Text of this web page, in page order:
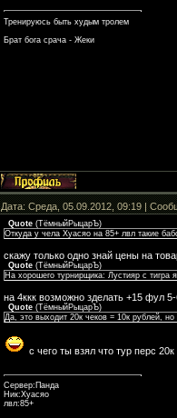
Тренируюсь быть худым тролем
Брат бога срача - Жеки
Дата: Среда, 05.09.2012, 09:19 |
Quote (ТёмныйРыцарЪ)
Откуда у чела Хуасяо на 85+ лвл такие
скажу только одно знай цены на
Quote (ТёмныйРыцарЪ)
На хорошего турнирщика: Лустияр с
на 4ккк возможно зделать +15 фул
Quote (ТёмныйРыцарЪ)
Да, это выходит 20к чеков = 10к рублей,
с чего ты взял что тур перс
Сервер:Панда
Ник:Хуасяо
лвл:85+